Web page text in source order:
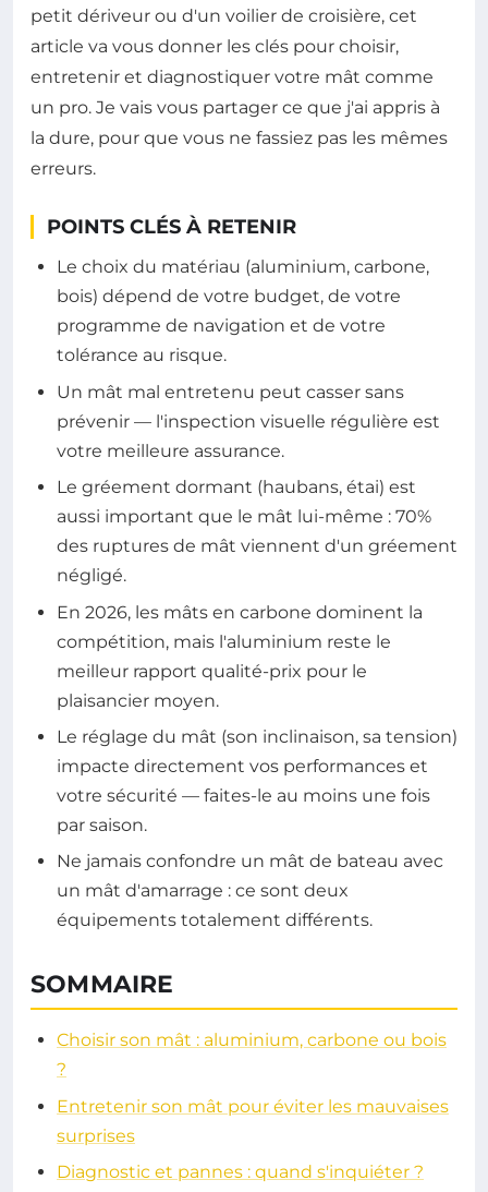
petit dériveur ou d'un voilier de croisière, cet
article va vous donner les clés pour choisir,
entretenir et diagnostiquer votre mât comme
un pro. Je vais vous partager ce que j'ai appris à
la dure, pour que vous ne fassiez pas les mêmes
erreurs.
POINTS CLÉS À RETENIR
Le choix du matériau (aluminium, carbone,
bois) dépend de votre budget, de votre
programme de navigation et de votre
tolérance au risque.
Un mât mal entretenu peut casser sans
prévenir — l'inspection visuelle régulière est
votre meilleure assurance.
Le gréement dormant (haubans, étai) est
aussi important que le mât lui-même : 70%
des ruptures de mât viennent d'un gréement
négligé.
En 2026, les mâts en carbone dominent la
compétition, mais l'aluminium reste le
meilleur rapport qualité-prix pour le
plaisancier moyen.
Le réglage du mât (son inclinaison, sa tension)
impacte directement vos performances et
votre sécurité — faites-le au moins une fois
par saison.
Ne jamais confondre un mât de bateau avec
un mât d'amarrage : ce sont deux
équipements totalement différents.
SOMMAIRE
Choisir son mât : aluminium, carbone ou bois
?
Entretenir son mât pour éviter les mauvaises
surprises
Diagnostic et pannes : quand s'inquiéter ?